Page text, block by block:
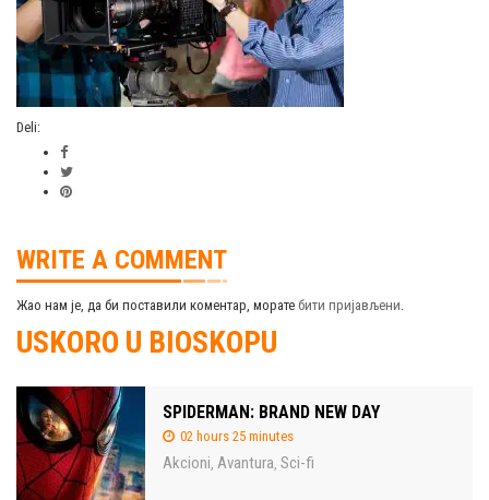
Deli:
WRITE A COMMENT
Жао нам је, да би поставили коментар, морате бити пријављени.
USKORO U BIOSKOPU
SPIDERMAN: BRAND NEW DAY
02 hours 25 minutes
Akcioni, Avantura, Sci-fi